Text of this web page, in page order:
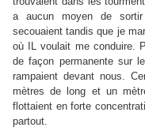
a aucun moyen de
secouaient tandis que je
où IL voulait me conduire.
de façon permanente sur
rampaient devant nous.
mètres de long et un
flottaient en forte
partout.